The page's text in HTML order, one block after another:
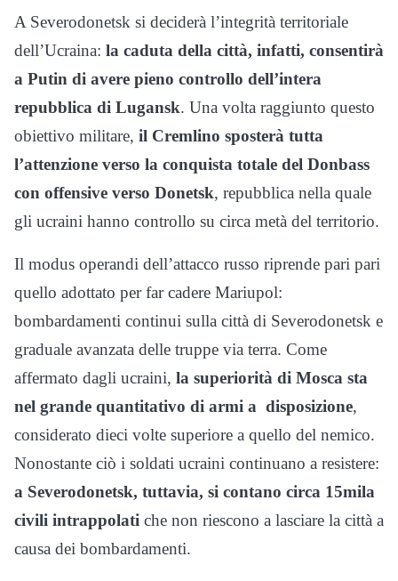
A Severodonetsk si deciderà l’integrità territoriale
dell’Ucraina: la caduta della città, infatti, consentirà
a Putin di avere pieno controllo dell’intera
repubblica di Lugansk. Una volta raggiunto questo
obiettivo militare, il Cremlino sposterà tutta
l’attenzione verso la conquista totale del Donbass
con offensive verso Donetsk, repubblica nella quale
gli ucraini hanno controllo su circa metà del territorio.
Il modus operandi dell’attacco russo riprende pari pari
quello adottato per far cadere Mariupol:
bombardamenti continui sulla città di Severodonetsk e
graduale avanzata delle truppe via terra. Come
affermato dagli ucraini, la superiorità di Mosca sta
nel grande quantitativo di armi a disposizione,
considerato dieci volte superiore a quello del nemico.
Nonostante ciò i soldati ucraini continuano a resistere:
a Severodonetsk, tuttavia, si contano circa 15mila
civili intrappolati che non riescono a lasciare la città a
causa dei bombardamenti.